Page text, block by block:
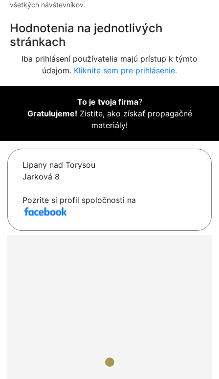
všetkých návštevníkov.
Hodnotenia na jednotlivých
stránkach
Iba prihlásení používatelia majú prístup k týmto
údajom. Kliknite sem pre prihlásenie.
To je tvoja firma?
Gratulujeme! Zistite, ako získať propagačné
materiály!
Lipany nad Torysou
Jarková 8
Pozrite si profil spoločnosti na